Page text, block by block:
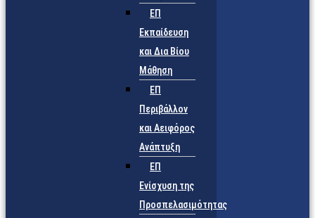
ΕΠ
Εκπαίδευση
και Δια Βίου
Μάθηση
ΕΠ
Περιβάλλον
και Αειφόρος
Ανάπτυξη
ΕΠ
Ενίσχυση της
Προσπελασιμότητας